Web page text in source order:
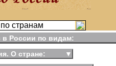
странам
России по видам:
О стране:
▼